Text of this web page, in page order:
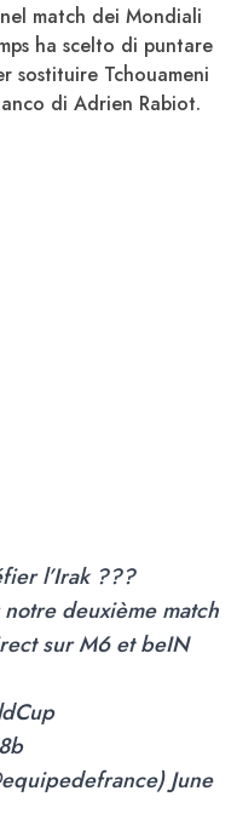
match dei Mondiali
ha scelto di puntare
sostituire Tchouameni
di Adrien Rabiot.
l’Irak ???
deuxième match
sur M6 et beIN
June